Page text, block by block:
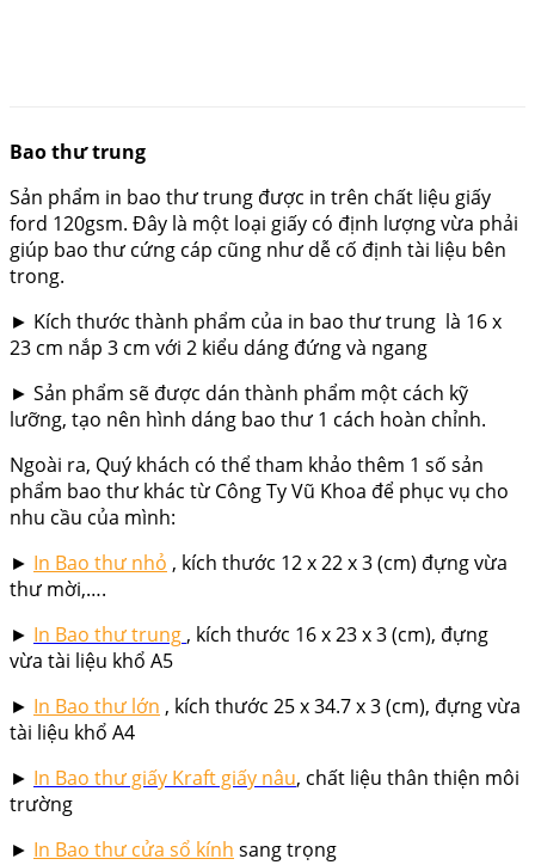
Bao thư trung
Sản phẩm in bao thư trung được in trên chất liệu giấy
ford 120gsm. Đây là một loại giấy có định lượng vừa phải
giúp bao thư cứng cáp cũng như dễ cố định tài liệu bên
trong.
► Kích thước thành phẩm của in bao thư trung là 16 x
23 cm nắp 3 cm với 2 kiểu dáng đứng và ngang
► Sản phẩm sẽ được dán thành phẩm một cách kỹ
lưỡng, tạo nên hình dáng bao thư 1 cách hoàn chỉnh.
Ngoài ra, Quý khách có thể tham khảo thêm 1 số sản
phẩm bao thư khác từ Công Ty Vũ Khoa để phục vụ cho
nhu cầu của mình:
► In Bao thư nhỏ , kích thước 12 x 22 x 3 (cm) đựng vừa
thư mời,….
► In Bao thư trung , kích thước 16 x 23 x 3 (cm), đựng
vừa tài liệu khổ A5
► In Bao thư lớn , kích thước 25 x 34.7 x 3 (cm), đựng vừa
tài liệu khổ A4
► In Bao thư giấy Kraft giấy nâu, chất liệu thân thiện môi
trường
► In Bao thư cửa sổ kính sang trọng